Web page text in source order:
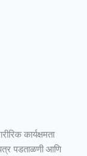
कार्यक्षमता
पडताळणी आणि